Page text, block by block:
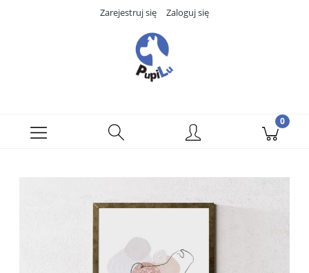
Zarejestruj się Zaloguj się